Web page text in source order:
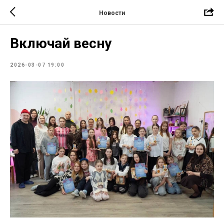
Новости
Включай весну
2026-03-07 19:00